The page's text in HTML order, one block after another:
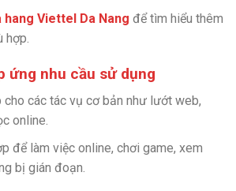
hang Viettel Da Nang để tìm hiểu thêm
hợp.
ứng nhu cầu sử dụng
cho các tác vụ cơ bản như lướt web,
online.
để làm việc online, chơi game, xem
bị gián đoạn.